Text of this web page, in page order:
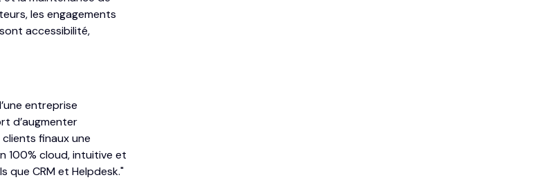
les engagements
accessibilité,
entreprise
d’augmenter
finaux une
100% cloud, intuitive et
que CRM et Helpdesk."